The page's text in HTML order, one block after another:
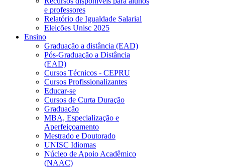
e professores
Relatório de Igualdade Salarial
Eleições Unisc 2025
Ensino
Graduação a distância (EAD)
Pós-Graduação a Distância
(EAD)
Cursos Técnicos - CEPRU
Cursos Profissionalizantes
Educar-se
Cursos de Curta Duração
Graduação
MBA, Especialização e
Aperfeiçoamento
Mestrado e Doutorado
UNISC Idiomas
Núcleo de Apoio Acadêmico
(NAAC)